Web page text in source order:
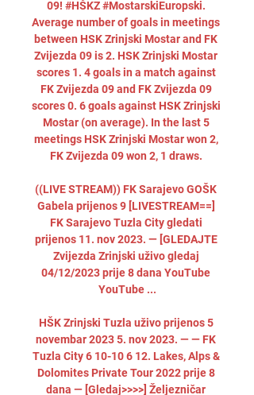
09! #HŠKZ #MostarskiEuropski.
Average number of goals in meetings
between HSK Zrinjski Mostar and FK
Zvijezda 09 is 2. HSK Zrinjski Mostar
scores 1. 4 goals in a match against
FK Zvijezda 09 and FK Zvijezda 09
scores 0. 6 goals against HSK Zrinjski
Mostar (on average). In the last 5
meetings HSK Zrinjski Mostar won 2,
FK Zvijezda 09 won 2, 1 draws.
((LIVE STREAM)) FK Sarajevo GOŠK
Gabela prijenos 9 [LIVESTREAM==]
FK Sarajevo Tuzla City gledati
prijenos 11. nov 2023. — [GLEDAJTE
Zvijezda Zrinjski uživo gledaj
04/12/2023 prije 8 dana YouTube
YouTube ...
HŠK Zrinjski Tuzla uživo prijenos 5
novembar 2023 5. nov 2023. — — FK
Tuzla City 6 10-10 6 12. Lakes, Alps &
Dolomites Private Tour 2022 prije 8
dana — [Gledaj>>>>] Željezničar